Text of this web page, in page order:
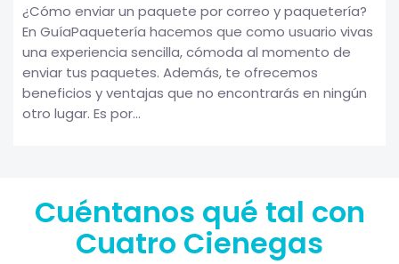
¿Cómo enviar un paquete por correo y paquetería?
En GuíaPaquetería hacemos que como usuario vivas
una experiencia sencilla, cómoda al momento de
enviar tus paquetes. Además, te ofrecemos
beneficios y ventajas que no encontrarás en ningún
otro lugar. Es por...
Cuéntanos qué tal con
Cuatro Cienegas